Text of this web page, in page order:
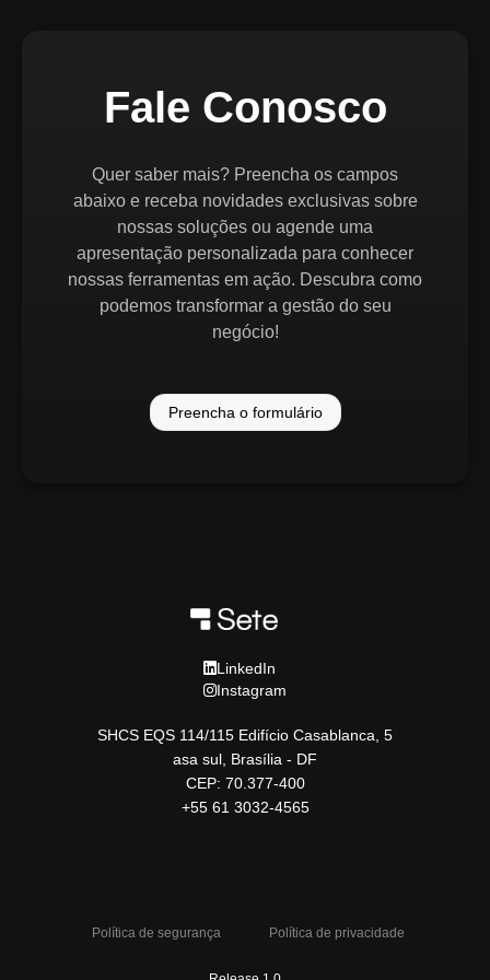
Fale Conosco
Quer saber mais? Preencha os campos
abaixo e receba novidades exclusivas sobre
nossas soluções ou agende uma
apresentação personalizada para conhecer
nossas ferramentas em ação. Descubra como
podemos transformar a gestão do seu
negócio!
Preencha o formulário
LinkedIn
Instagram
SHCS EQS 114/115 Edifício Casablanca, 5
asa sul, Brasília - DF
CEP: 70.377-400
+55 61 3032-4565
Política de segurança Política de privacidade